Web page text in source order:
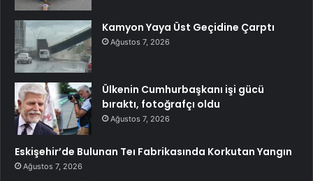
Kamyon Yaya Üst Geçidine Çarptı
Ağustos 7, 2026
Ülkenin Cumhurbaşkanı işi gücü
bıraktı, fotoğrafçı oldu
Ağustos 7, 2026
Eskişehir’de Bulunan Teı Fabrikasında Korkutan Yangın
Ağustos 7, 2026